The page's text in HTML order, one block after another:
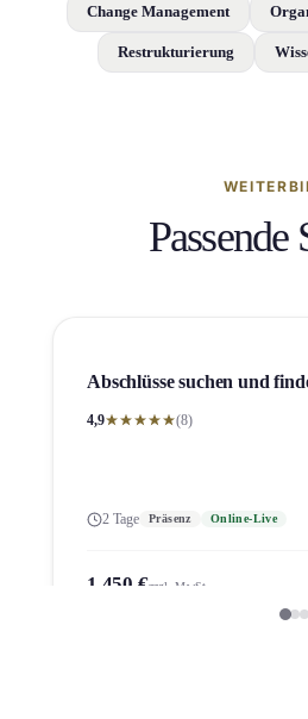
Change Management
Restrukturierung
Passende
Abschlüsse suchen und
4,9 (8)
2 Tage Präsenz Online-Live
1.450 €zzgl. MwSt.